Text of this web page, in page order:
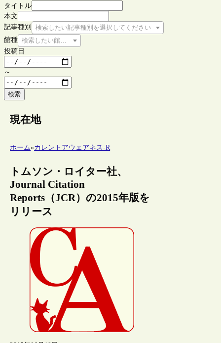
タイトル
本文
記事種別
検索したい記事種別を選択してください
館種 検索したい館種を選択してください
投稿日
～
検索
現在地
ホーム»カレントアウェアネス-R
トムソン・ロイター社、
Journal Citation
Reports（JCR）の2015年版を
リリース